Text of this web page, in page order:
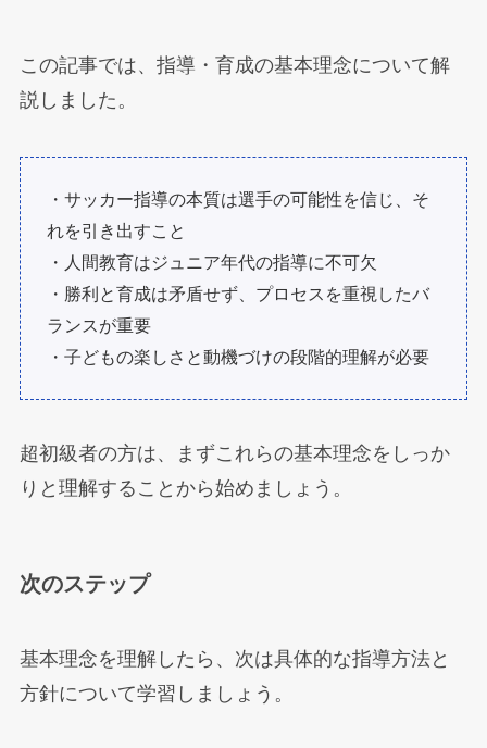
この記事では、指導・育成の基本理念について解
説しました。
・サッカー指導の本質は選手の可能性を信じ、そ
れを引き出すこと
・人間教育はジュニア年代の指導に不可欠
・勝利と育成は矛盾せず、プロセスを重視したバ
ランスが重要
・子どもの楽しさと動機づけの段階的理解が必要
超初級者の方は、まずこれらの基本理念をしっか
りと理解することから始めましょう。
次のステップ
基本理念を理解したら、次は具体的な指導方法と
方針について学習しましょう。